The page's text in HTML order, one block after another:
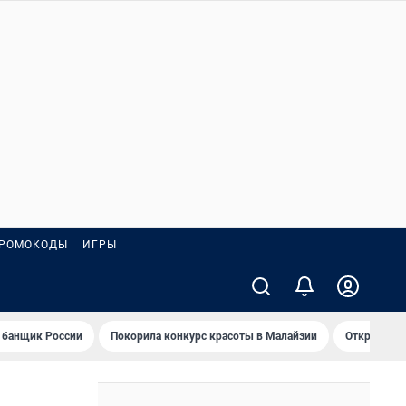
ИГРЫ
России Покорила конкурс красоты в Малайзии Открыл